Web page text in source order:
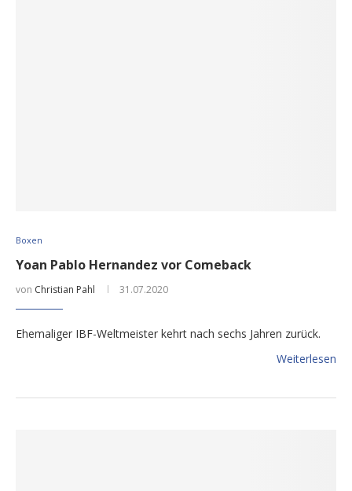
Boxen
Yoan Pablo Hernandez vor Comeback
von Christian Pahl 31.07.2020
Ehemaliger IBF-Weltmeister kehrt nach sechs Jahren zurück.
Weiterlesen